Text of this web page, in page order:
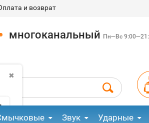
и возврат
многоканальный Пн—Вс
✖
Звук Ударные